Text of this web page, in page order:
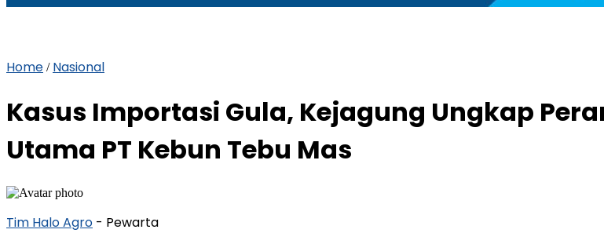
Home / Nasional
Kasus Importasi Gula, Kejagung Ungkap
Utama PT Kebun Tebu Mas
Tim Halo Agro - Pewarta